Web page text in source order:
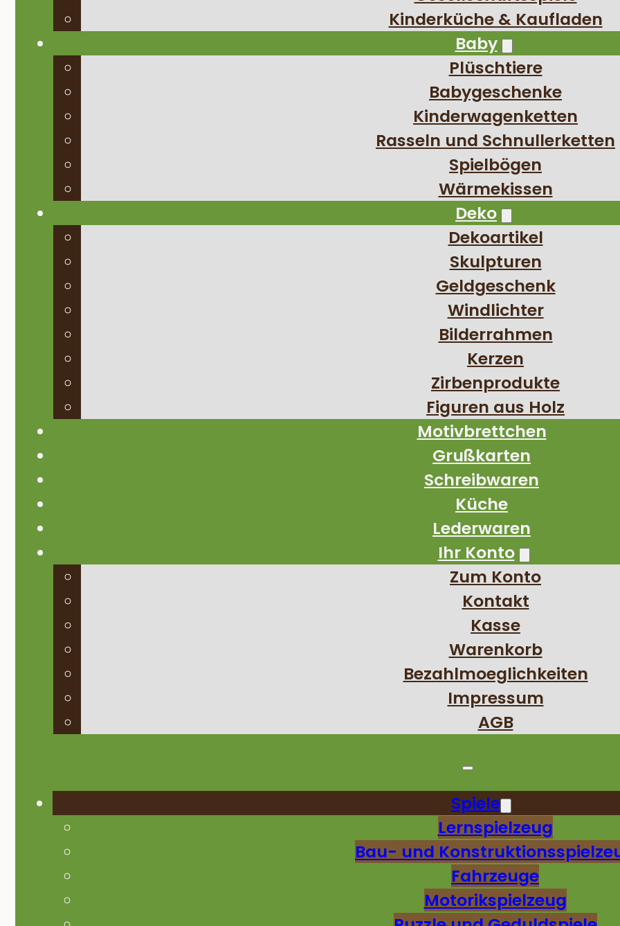
Kinderküche & Kaufladen
Baby
Plüschtiere
Babygeschenke
Kinderwagenketten
Rasseln und Schnullerketten
Spielbögen
Wärmekissen
Deko
Dekoartikel
Skulpturen
Geldgeschenk
Windlichter
Bilderrahmen
Kerzen
Zirbenprodukte
Figuren aus Holz
Motivbrettchen
Grußkarten
Schreibwaren
Küche
Lederwaren
Ihr Konto
Zum Konto
Kontakt
Kasse
Warenkorb
Bezahlmoeglichkeiten
Impressum
AGB
Spiele
Lernspielzeug
Bau- und
Fahrzeuge
Motorikspielzeug